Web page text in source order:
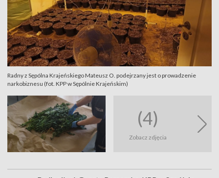
Radny z Sępólna Krajeńskiego Mateusz O. podejrzany jest o prowadzenie
narkobiznesu (fot. KPP w Sępólnie Krajeńskim)
(4)
Zobacz zdjęcia